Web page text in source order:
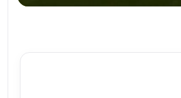
90%